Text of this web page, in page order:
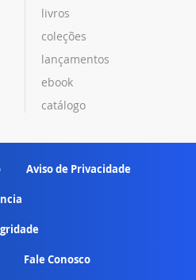
livros
coleções
lançamentos
ebook
catálogo
Aviso de Privacidade
Fale Conosco